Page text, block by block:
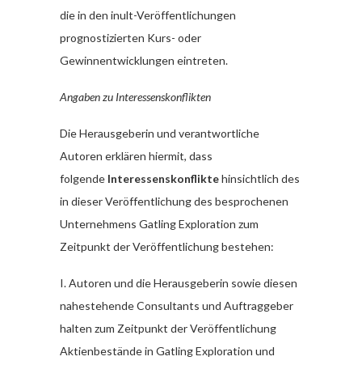
die in den inult-Veröffentlichungen
prognostizierten Kurs- oder
Gewinnentwicklungen eintreten.
Angaben zu Interessenskonflikten
Die Herausgeberin und verantwortliche
Autoren erklären hiermit, dass
folgende Interessenskonfliktehinsichtlich des
in dieser Veröffentlichung des besprochenen
Unternehmens Gatling Exploration zum
Zeitpunkt der Veröffentlichung bestehen:
I. Autoren und die Herausgeberin sowie diesen
nahestehende Consultants und Auftraggeber
halten zum Zeitpunkt der Veröffentlichung
Aktienbestände in Gatling Exploration und